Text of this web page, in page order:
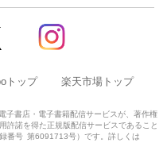
トップ 楽天市場トップ
子書店・電子書籍配信サービスが、著作権
許諾を得た正規版配信サービスであること
番号 第6091713号）です。詳しくは